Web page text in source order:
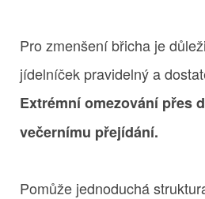
Pro zmenšení břicha je
jídelníček pravidelný a
Extrémní omezování přes
večernímu přejídání.
Pomůže jednoduchá